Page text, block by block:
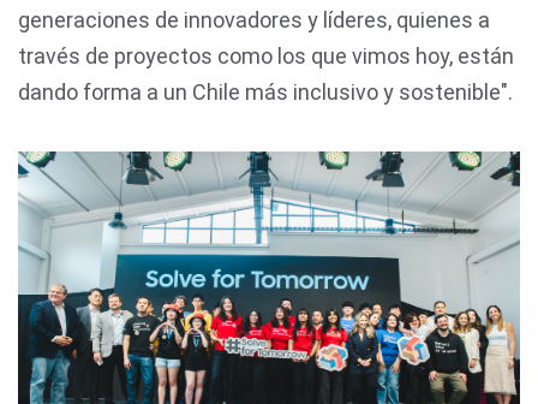
generaciones de innovadores y líderes, quienes a
través de proyectos como los que vimos hoy, están
dando forma a un Chile más inclusivo y sostenible".